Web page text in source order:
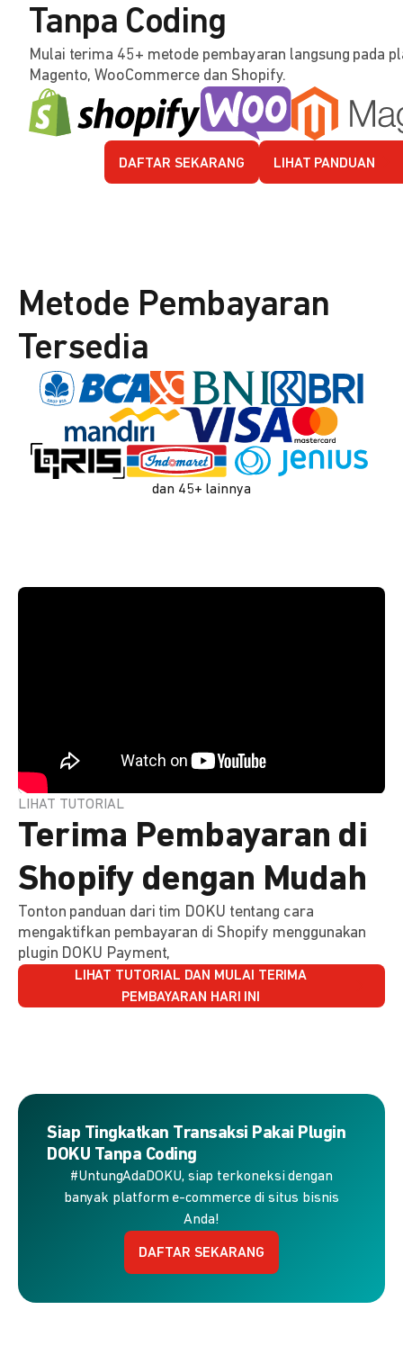
Tanpa Coding
Mulai terima 45+ metode pembayaran langsung pada
Magento, WooCommerce dan Shopify.
DAFTAR SEKARANG LIHAT PANDUAN
Metode Pembayaran
Tersedia
dan 45+ lainnya
LIHAT TUTORIAL
Terima Pembayaran di
Shopify dengan Mudah
Tonton panduan dari tim DOKU tentang cara
mengaktifkan pembayaran di Shopify menggunakan
plugin DOKU Payment,
LIHAT TUTORIAL DAN MULAI TERIMA
PEMBAYARAN HARI INI
Siap Tingkatkan Transaksi Pakai Plugin
DOKU Tanpa Coding
#UntungAdaDOKU, siap terkoneksi dengan
banyak platform e-commerce di situs bisnis
Anda!
DAFTAR SEKARANG